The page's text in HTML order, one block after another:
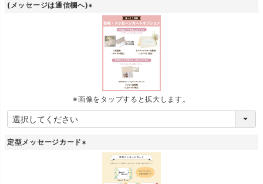
(メッセージは通信欄へ)
※画像をタップすると拡大します。
定型メッセージカード